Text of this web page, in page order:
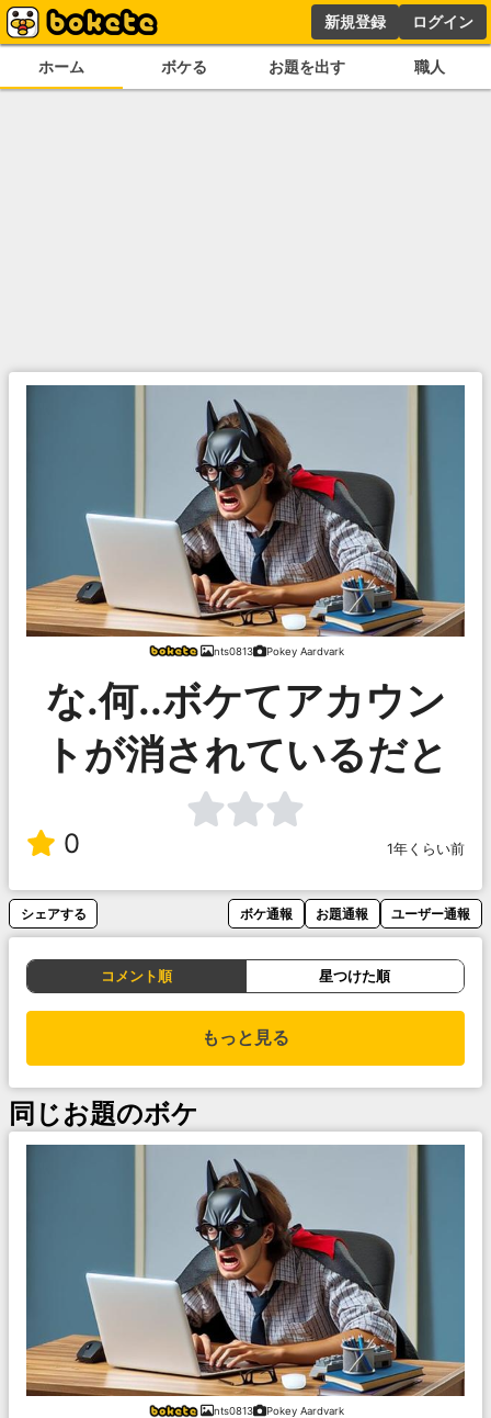
新規登録 ログイン
ホーム ボケる お題を出す 職人
nts0813 Pokey Aardvark
な.何..ボケてアカウン
トが消されているだと
0 1年くらい前
シェアする ボケ通報 お題通報 ユーザー通報
コメント順 星つけた順
もっと見る
同じお題のボケ
nts0813 Pokey Aardvark